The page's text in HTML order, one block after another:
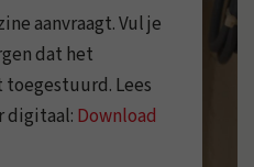
aanvraagt. Vul je
dat het
toegestuurd. Lees
digitaal: Download